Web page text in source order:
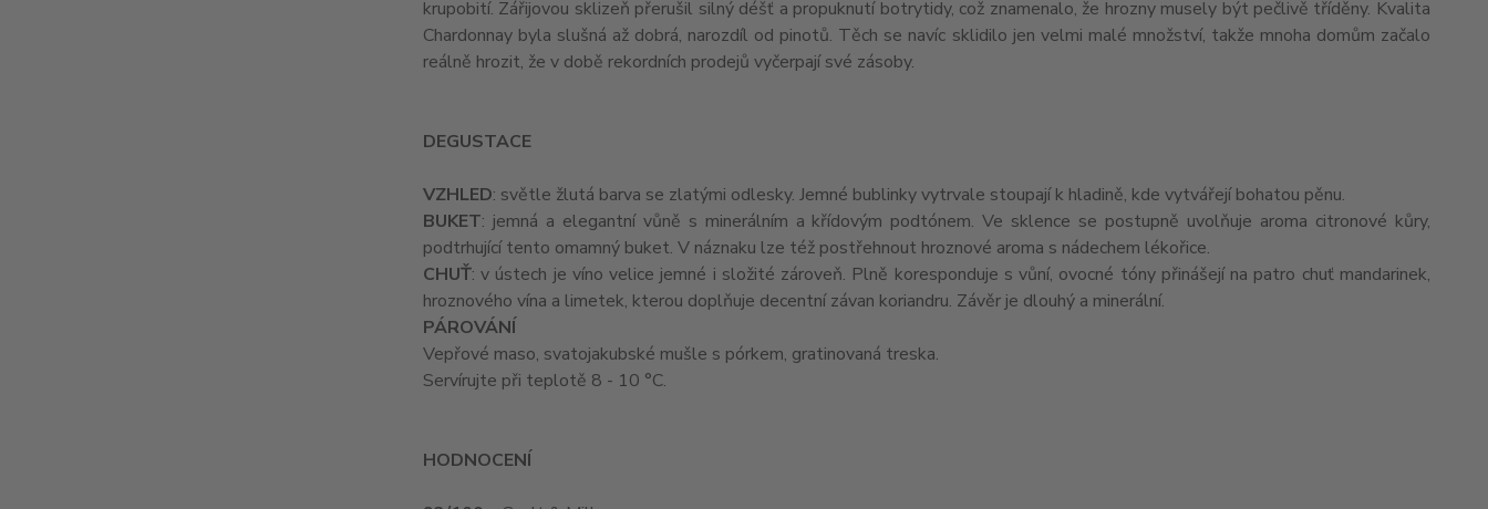
krupobití. Zářijovou sklizeň přerušil silný déšť a propuknutí botrytidy, což znamenalo, že hrozny musely být pečlivě tříděny. Kvalita
Chardonnay byla slušná až dobrá, narozdíl od pinotů. Těch se navíc sklidilo jen velmi malé množství, takže mnoha domům začalo
reálně hrozit, že v době rekordních prodejů vyčerpají své zásoby.
DEGUSTACE
VZHLED: světle žlutá barva se zlatými odlesky. Jemné bublinky vytrvale stoupají k hladině, kde vytvářejí bohatou pěnu.
BUKET: jemná a elegantní vůně s minerálním a křídovým podtónem. Ve sklence se postupně uvolňuje aroma citronové kůry,
podtrhující tento omamný buket. V náznaku lze též postřehnout hroznové aroma s nádechem lékořice.
CHUŤ: v ústech je víno velice jemné i složité zároveň. Plně koresponduje s vůní, ovocné tóny přinášejí na patro chuť mandarinek,
hroznového vína a limetek, kterou doplňuje decentní závan koriandru. Závěr je dlouhý a minerální.
PÁROVÁNÍ
Vepřové maso, svatojakubské mušle s pórkem, gratinovaná treska.
Servírujte při teplotě 8 - 10 °C.
HODNOCENÍ